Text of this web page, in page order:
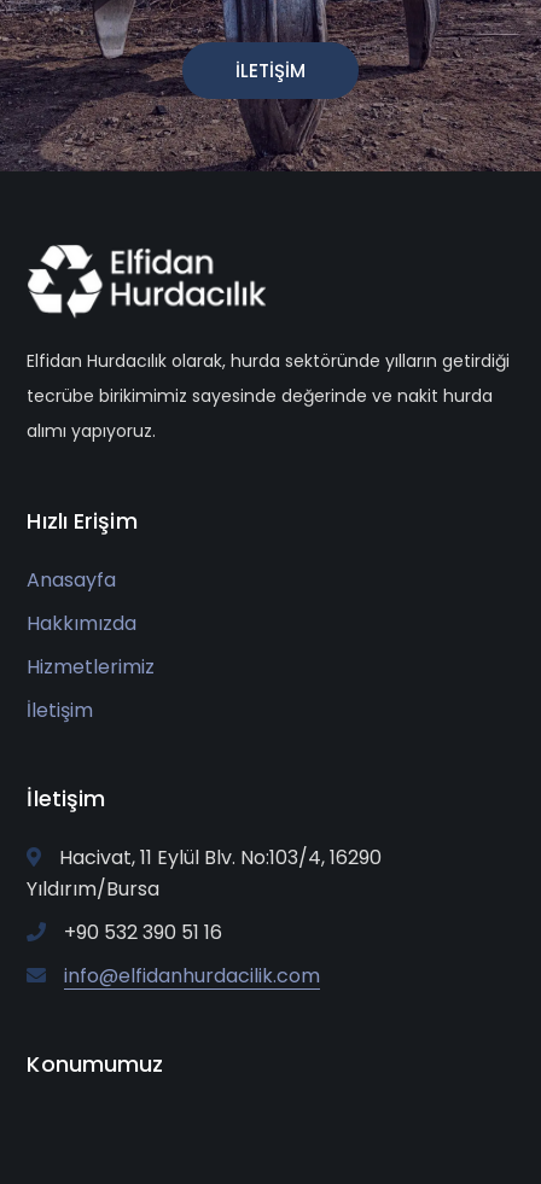
İLETİŞİM
Elfidan Hurdacılık olarak, hurda sektöründe yılların getirdiği
tecrübe birikimimiz sayesinde değerinde ve nakit hurda
alımı yapıyoruz.
Hızlı Erişim
Anasayfa
Hakkımızda
Hizmetlerimiz
İletişim
İletişim
Hacivat, 11 Eylül Blv. No:103/4, 16290
Yıldırım/Bursa
+90 532 390 51 16
info@elfidanhurdacilik.com
Konumumuz